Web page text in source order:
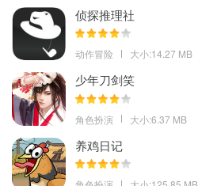
侦探推理社
动作冒险 大小:14.27 MB
少年刀剑笑
角色扮演 大小:6.37 MB
养鸡日记